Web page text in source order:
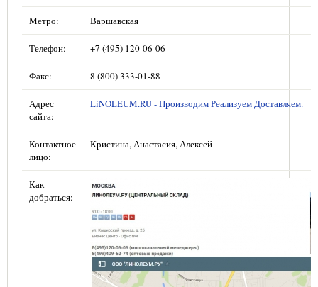
Метро: Варшавская
Телефон: +7 (495) 120-06-06
Факс: 8 (800) 333-01-88
Адрес
сайта:
LiNOLEUM.RU - Производим Реализуем Доставляем.
Контактное
лицо:
Кристина, Анастасия, Алексей
Как
добраться: